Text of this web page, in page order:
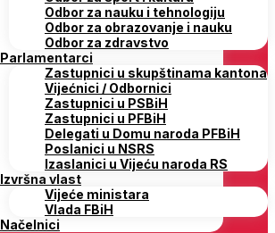
Odbor za nauku i tehnologiju
Odbor za obrazovanje i nauku
Odbor za zdravstvo
Parlamentarci
Zastupnici u skupštinama kantona
Vijećnici / Odbornici
Zastupnici u PSBiH
Zastupnici u PFBiH
Delegati u Domu naroda PFBiH
Poslanici u NSRS
Izaslanici u Vijeću naroda RS
Izvršna vlast
Vijeće ministara
Vlada FBiH
Načelnici